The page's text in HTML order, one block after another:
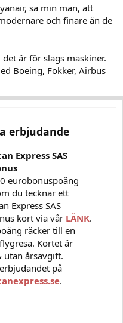
sa min man, att
och finare än de
är för slags maskiner.
Boeing, Fokker, Airbus
erbjudande
Express SAS
eurobonuspoäng
du tecknar ett
Express SAS
kort via vår LÄNK.
räcker till en
Kortet är
utan årsavgift.
på
.